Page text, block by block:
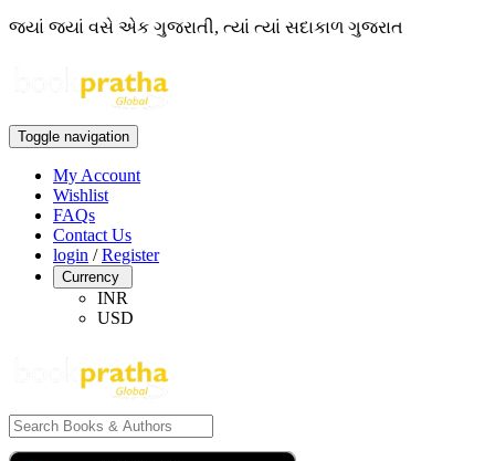
જ્યાં જ્યાં વસે એક ગુજરાતી, ત્યાં ત્યાં સદાકાળ ગુજરાત
Toggle navigation
My Account
Wishlist
FAQs
Contact Us
login /Register
Currency
INR
USD